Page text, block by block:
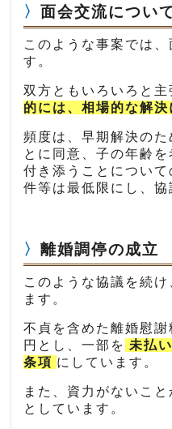
面会交流につい
このような事案では
す。
双方ともいろいろと主
的には、相場的な解決
頻度は、早期解決の
とに同意、子の年齢
付き添うことについ
件等は最低限にし、協
離婚調停の成立
このような協議を続け
ます。
不貞を含めた離婚慰
円とし、一部を 未払
条項 にしています。
また、資力がないこ
としています。